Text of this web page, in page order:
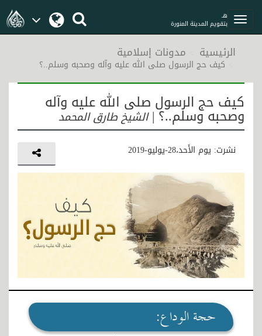
هـ
بتقويم المدينة المنورة
الرئيسية مدونات إسلامية
كيف حج الرسول صلى الله عليه وآله وصحبه وسلم..؟
كيف حج الرسول صلى الله عليه وآله
وصحبه وسلم..؟ |الشيخ طارق المحمد
نشرت: يوم الأَحد،28-يوليو-2019
حجة الوداع: